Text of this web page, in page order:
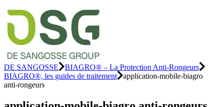
DE SANGOSSE
BIAGRO® – La Protection Anti-Rongeurs
BIAGRO®, les guides de traitement
application-mobile-biagro
anti-rongeurs